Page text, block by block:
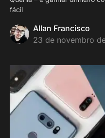
fácil
Allan Francisco
23 de novembro